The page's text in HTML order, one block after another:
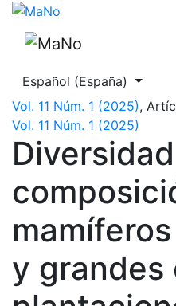
Diversidad y composición
Cambiar el idioma. El
Español (España)
Vol. 11 Núm. 1 (2025),
Vol. 11 Núm. 1 (2025)
y grandes